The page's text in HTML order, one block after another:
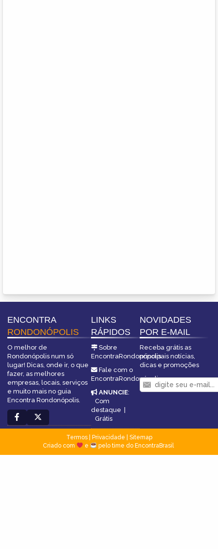
ENCONTRA
RONDONÓPOLIS
O melhor de
Rondonópolis num só
lugar! Dicas, onde ir, o que
fazer, as melhores
empresas, locais, serviços
e muito mais no guia
Encontra Rondonópolis.
LINKS
RÁPIDOS
Sobre
EncontraRondonópolis
Fale com o
EncontraRondonópolis
ANUNCIE:
Com
destaque |
Grátis
NOVIDADES
POR E-MAIL
Receba grátis as
principais notícias,
dicas e promoções
Termos| Privacidade
Sitemap
Criado com
e pelo time do EncontraBrasil